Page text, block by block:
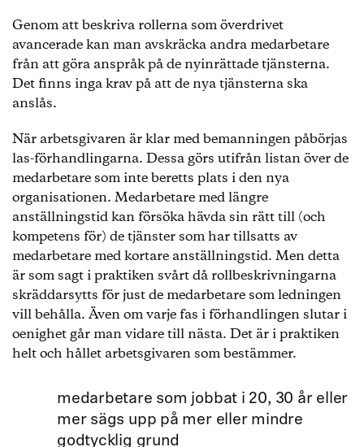
Genom att beskriva rollerna som överdrivet
avancerade kan man avskräcka andra medarbetare
från att göra anspråk på de nyinrättade tjänsterna.
Det finns inga krav på att de nya tjänsterna ska
anslås.
När arbetsgivaren är klar med bemanningen påbörjas
las-förhandlingarna. Dessa görs utifrån listan över de
medarbetare som inte beretts plats i den nya
organisationen. Medarbetare med längre
anställningstid kan försöka hävda sin rätt till (och
kompetens för) de tjänster som har tillsatts av
medarbetare med kortare anställningstid. Men detta
är som sagt i praktiken svårt då rollbeskrivningarna
skräddarsytts för just de medarbetare som ledningen
vill behålla. Även om varje fas i förhandlingen slutar i
oenighet går man vidare till nästa. Det är i praktiken
helt och hållet arbetsgivaren som bestämmer.
medarbetare som jobbat i 20, 30 år eller
mer sägs upp på mer eller mindre
godtycklig grund